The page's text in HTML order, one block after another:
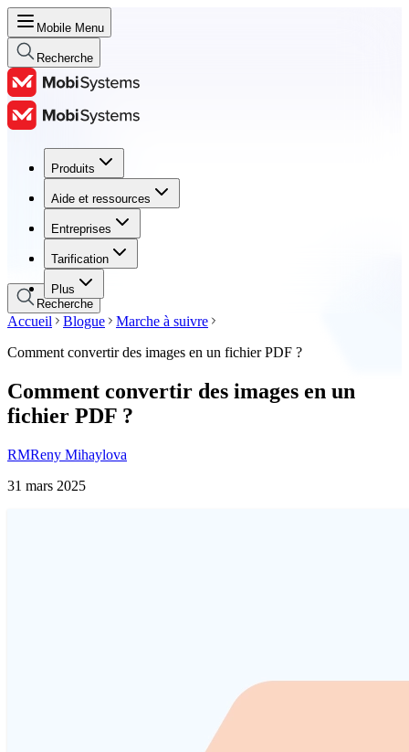
Mobile Menu
Recherche
Produits
Aide et ressources
Entreprises
Tarification
Plus
Produits
Aide et ressources
Entreprises
Tarification
Recherche
Accueil Blogue
Marche à suivre
Comment convertir des images en un fichier PDF ?
Comment convertir des images en un
fichier PDF ?
RMReny Mihaylova
31 mars 2025